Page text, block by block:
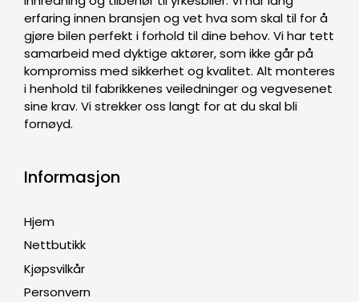
erfaring innen bransjen og vet hva som skal til for å
gjøre bilen perfekt i forhold til dine behov. Vi har tett
samarbeid med dyktige aktører, som ikke går på
kompromiss med sikkerhet og kvalitet. Alt monteres
i henhold til fabrikkenes veiledninger og vegvesenet
sine krav. Vi strekker oss langt for at du skal bli
fornøyd.
Informasjon
Hjem
Nettbutikk
Kjøpsvilkår
Personvern